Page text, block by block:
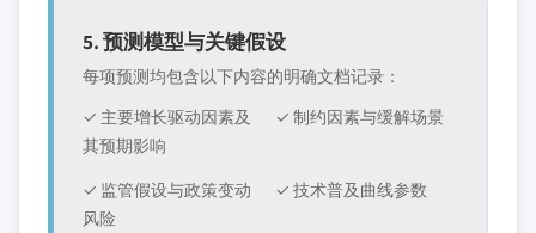
5. 预测模型与关键假设
每项预测均包含以下内容的明确文档记录：
✓ 主要增长驱动因素及
其预期影响
✓ 制约因素与缓解场景
✓ 监管假设与政策变动
风险
✓ 技术普及曲线参数